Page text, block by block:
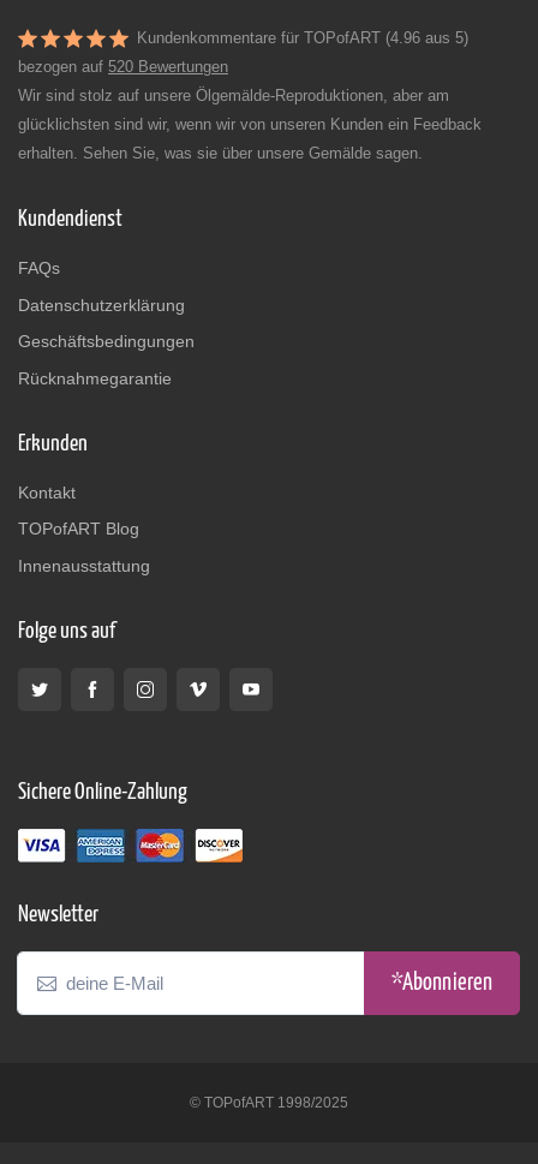
Kundenkommentare für TOPofART (4.96 aus 5)
bezogen auf 520 Bewertungen
Wir sind stolz auf unsere Ölgemälde-Reproduktionen, aber am
glücklichsten sind wir, wenn wir von unseren Kunden ein Feedback
erhalten. Sehen Sie, was sie über unsere Gemälde sagen.
Kundendienst
FAQs
Datenschutzerklärung
Geschäftsbedingungen
Rücknahmegarantie
Erkunden
Kontakt
TOPofART Blog
Innenausstattung
Folge uns auf
Sichere Online-Zahlung
Newsletter
*Abonnieren
© TOPofART 1998/2025